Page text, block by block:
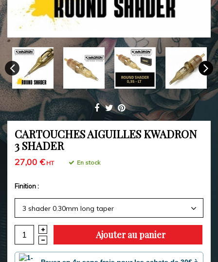
CARTOUCHES AIGUILLES KWADRON
3 SHADER
27,00 €HT En stock
Finition :
3 shader 0.30mm long taper
Ajouter au panier